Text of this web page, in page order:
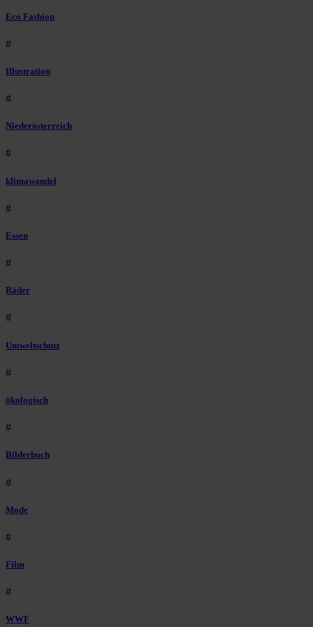
Eco Fashion
#
Illustration
#
Niederösterreich
#
klimawandel
#
Essen
#
Räder
#
Umweltschutz
#
ökologisch
#
Bilderbuch
#
Mode
#
Film
#
WWF